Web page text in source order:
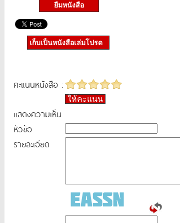
ยืมหนังสือ
เก็บเป็นหนังสือเล่มโปรด
คะแนนหนังสือ :
ให้คะแนน
แสดงความเห็น
หัวข้อ
รายละเอียด